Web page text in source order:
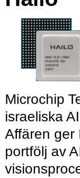
Microchip
israeliska
Affären ger
portfölj av